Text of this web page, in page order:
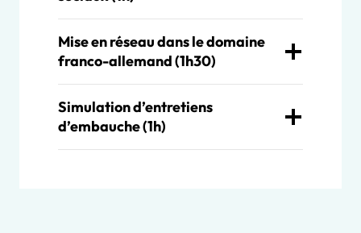
Mise en réseau dans le domaine
franco-allemand (1h30)
Simulation d’entretiens
d’embauche (1h)